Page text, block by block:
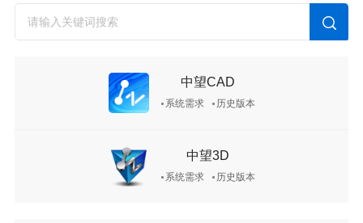
中望CAD
系统需求 历史版本
中望3D
系统需求 历史版本